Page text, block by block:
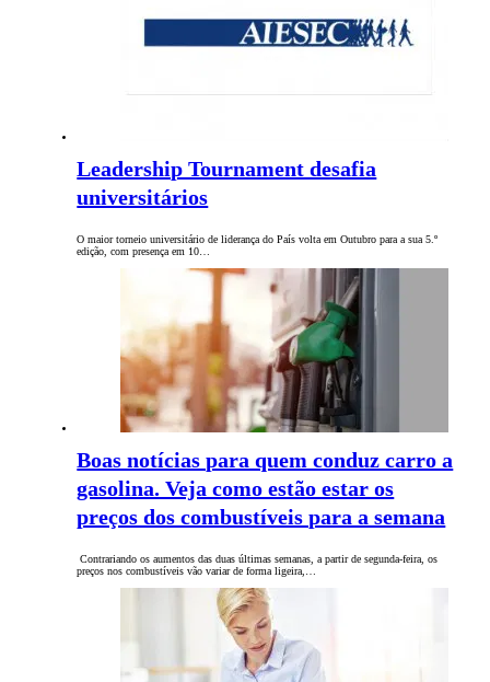
Leadership Tournament desafia
universitários
O maior torneio universitário de liderança do País volta em Outubro para a sua 5.º
edição, com presença em 10…
Boas notícias para quem conduz carro a
gasolina. Veja como estão estar os
preços dos combustíveis para a semana
Contrariando os aumentos das duas últimas semanas, a partir de segunda-feira, os
preços nos combustíveis vão variar de forma ligeira,…